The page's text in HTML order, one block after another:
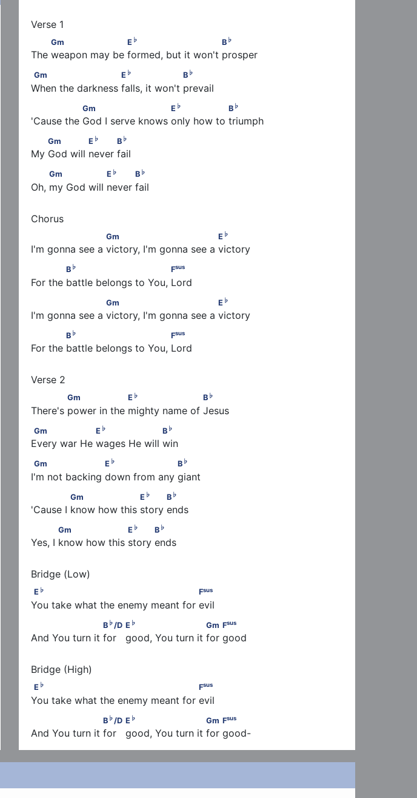
Gm                   E
B♭
Gm E ♭ B ♭
The weapon may be formed, but it won't prosper
Gm                       E♭ B
Gm E ♭ B ♭
When the darkness falls, it won't prevail
Gm                       E
♭ B♭
Gm E ♭ B ♭
'Cause the God I serve knows only how to triumph
Gm              E♭
Gm E ♭ B ♭
My God will never fail
Gm                 E
♭ B
Gm E ♭ B ♭
Oh, my God will never fail
Gm                              E
Gm E ♭
I'm gonna see a victory, I'm gonna see a victory
B
Fsus
B ♭ Fsus
For the battle belongs to You, Lord
Gm                              E
Gm E ♭
I'm gonna see a victory, I'm gonna see a victory
B
Fsus
B ♭ Fsus
For the battle belongs to You, Lord
Gm                  E
B
Gm E ♭ B ♭
There's power in the mighty name of Jesus
Gm                  E
B
Gm E ♭ B ♭
Every war He wages He will win
Gm                     E
B
Gm E ♭ B ♭
I'm not backing down from any giant
Gm                   E
B
Gm E ♭ B ♭
'Cause I know how this story ends
Gm                   E
B
Gm E ♭ B ♭
Yes, I know how this story ends
E♭
E ♭ Fsus
You take what the enemy meant for evil
♭ /D                     E Gm         F
B ♭ /D E ♭ Gm Fsus
And You turn it for   good, You turn it for good
E♭
E ♭ Fsus
You take what the enemy meant for evil
♭ /D                     E Gm         F
B ♭ /D E ♭ Gm Fsus
And You turn it for   good, You turn it for good-